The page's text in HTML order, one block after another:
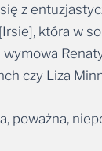
z
która w
czy Liza